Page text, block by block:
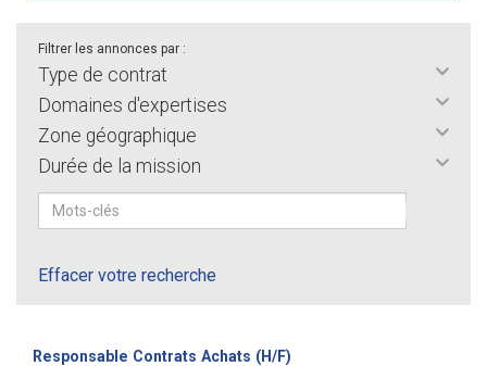
Filtrer les annonces par :
Type de contrat
Domaines d'expertises
Zone géographique
Durée de la mission
Effacer votre recherche
Responsable Contrats Achats (H/F)